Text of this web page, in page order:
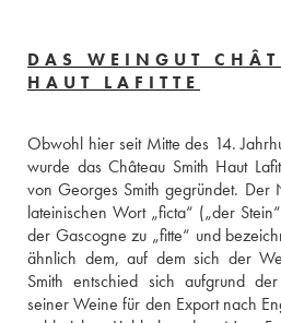
DAS WEINGUT
HAUT LAFITTE
Obwohl hier seit Mitte des 14.
wurde das Château Smith Haut
von Georges Smith gegründet. Der
lateinischen Wort „ficta“ („der
der Gascogne zu „fitte“ und
ähnlich dem, auf dem sich der
Smith entschied sich aufgrund
seiner Weine für den Export nach